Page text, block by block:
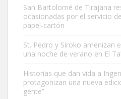
Este gato macho ha aparecido en la
es muy manso y extremadamente
Leales.org » Gran Canaria
San Bartolomé de Tirajana
ocasionadas por el servicio
papel-cartón
St. Pedro y Siroko amenizan
una noche de verano en El
Historias que dan vida a
protagonizan una nueva
gente”